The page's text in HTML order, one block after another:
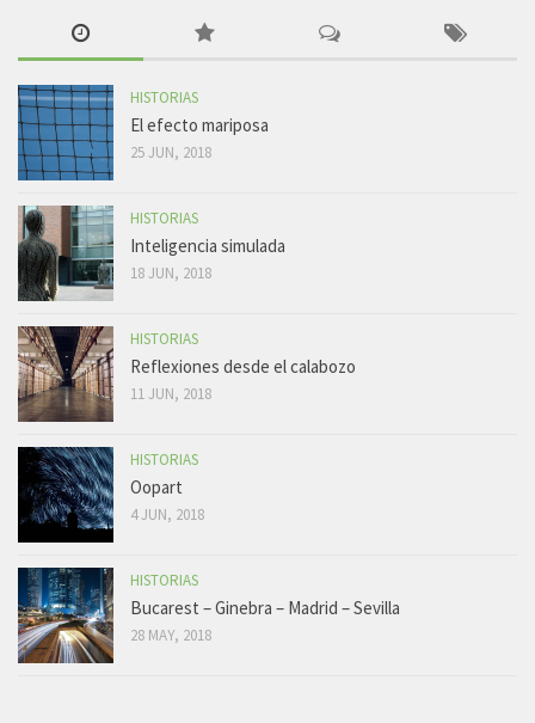
HISTORIAS
El efecto mariposa
25 JUN, 2018
HISTORIAS
Inteligencia simulada
18 JUN, 2018
HISTORIAS
Reflexiones desde el calabozo
11 JUN, 2018
HISTORIAS
Oopart
4 JUN, 2018
HISTORIAS
Bucarest – Ginebra – Madrid – Sevilla
28 MAY, 2018